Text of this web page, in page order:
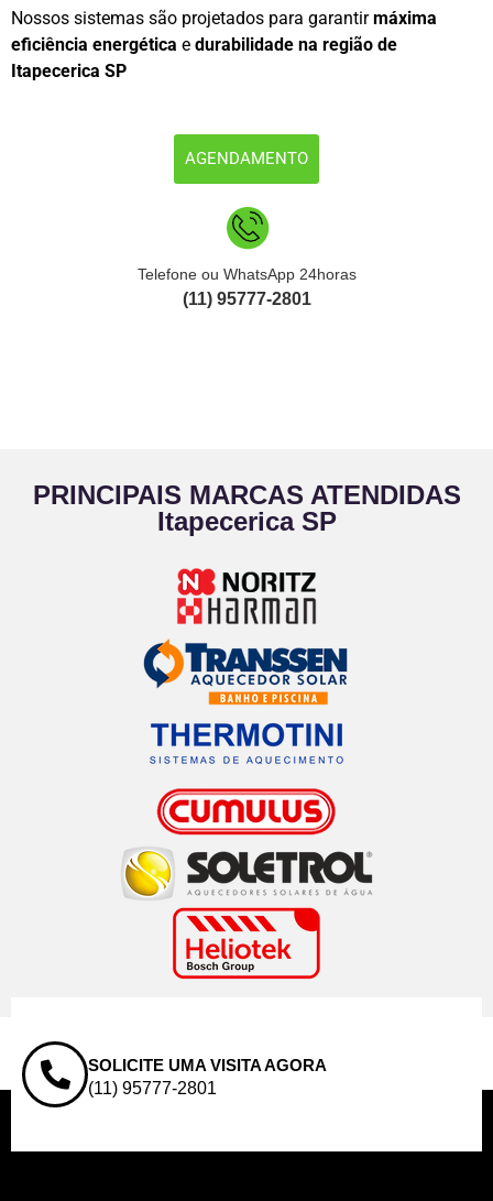
Nossos sistemas são projetados para garantirmáxima
eficiência energética e durabilidade na região de
Itapecerica SP
AGENDAMENTO
Telefone ou WhatsApp 24horas
(11) 95777-2801
PRINCIPAIS MARCAS ATENDIDAS
Itapecerica SP
SOLICITE UMA VISITA AGORA
(11) 95777-2801